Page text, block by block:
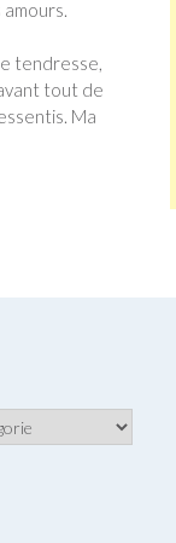
tendresse,
tout de
Ma